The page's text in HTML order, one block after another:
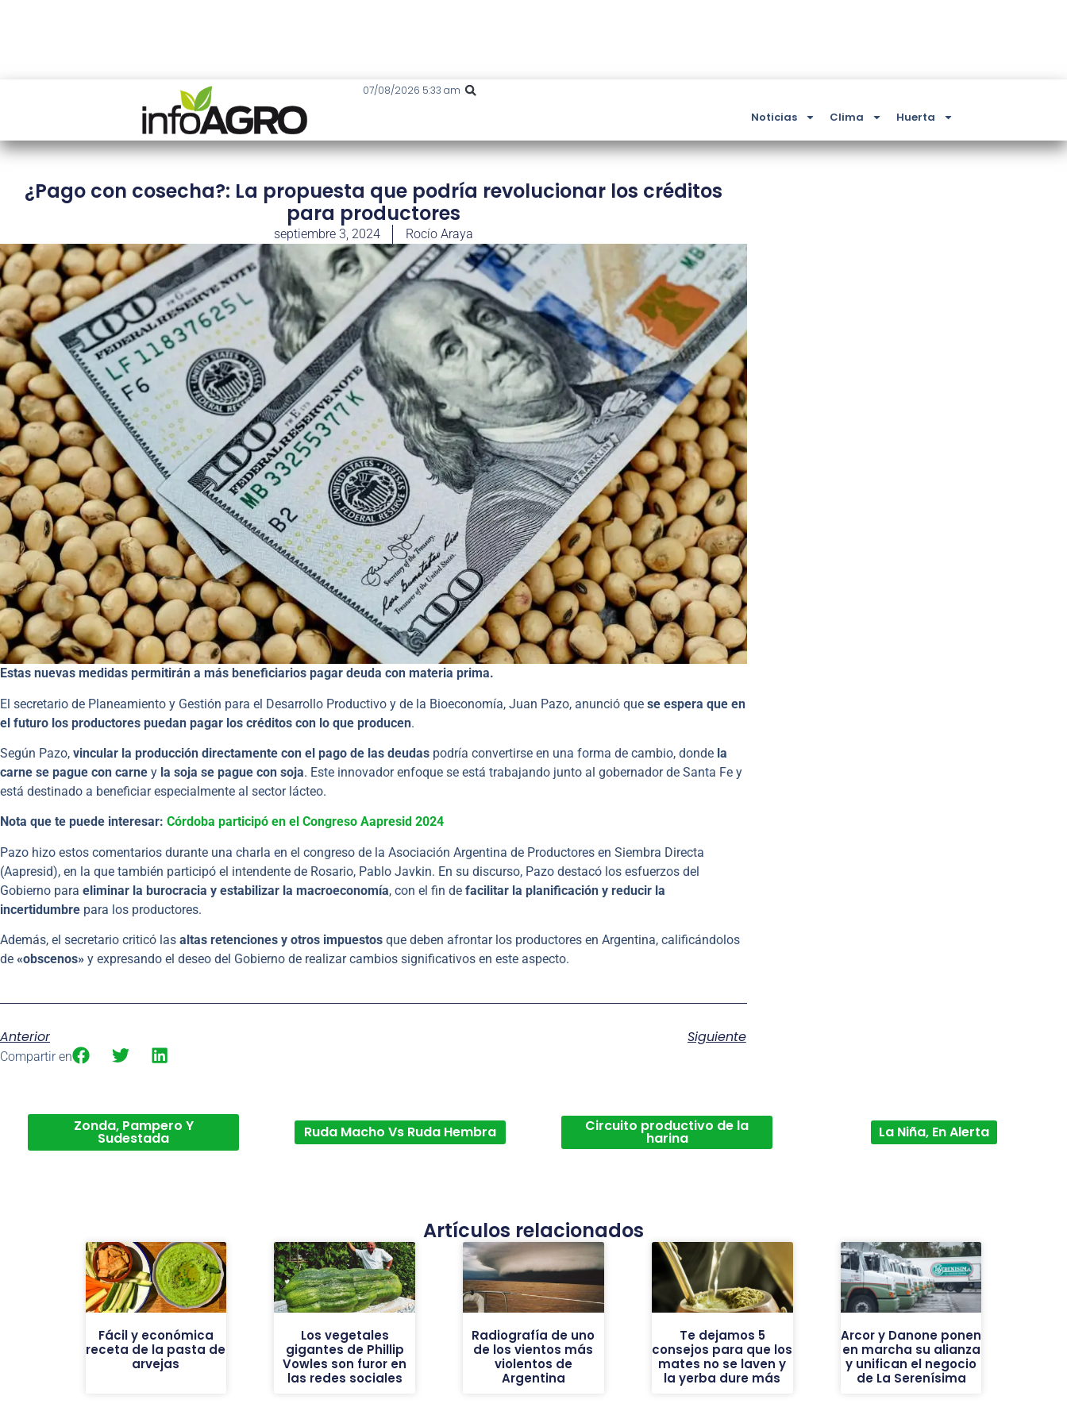
07/08/2026 5:33 am
Noticias Clima Huerta
¿Pago con cosecha?: La propuesta que podría revolucionar los créditos
para productores
septiembre 3, 2024 Rocío Araya
Estas nuevas medidas permitirán a más beneficiarios pagar deuda con materia prima.
El secretario de Planeamiento y Gestión para el Desarrollo Productivo y de la Bioeconomía, Juan Pazo, anunció que se espera que en
el futuro los productores puedan pagar los créditos con lo que producen.
Según Pazo, vincular la producción directamente con el pago de las deudas podría convertirse en una forma de cambio, donde la
carne se pague con carne y la soja se pague con soja. Este innovador enfoque se está trabajando junto al gobernador de Santa Fe y
está destinado a beneficiar especialmente al sector lácteo.
Nota que te puede interesar: Córdoba participó en el Congreso Aapresid 2024
Pazo hizo estos comentarios durante una charla en el congreso de la Asociación Argentina de Productores en Siembra Directa
(Aapresid), en la que también participó el intendente de Rosario, Pablo Javkin. En su discurso, Pazo destacó los esfuerzos del
Gobierno para eliminar la burocracia y estabilizar la macroeconomía, con el fin de facilitar la planificación y reducir la
incertidumbre para los productores.
Además, el secretario criticó las altas retenciones y otros impuestos que deben afrontar los productores en Argentina, calificándolos
de «obscenos» y expresando el deseo del Gobierno de realizar cambios significativos en este aspecto.
Anterior Siguiente
Compartir en
Zonda, Pampero Y
Sudestada Ruda Macho Vs Ruda Hembra Circuito productivo de la
harina La Niña, En Alerta
Artículos relacionados
Fácil y económica
receta de la pasta de
arvejas
Los vegetales
gigantes de Phillip
Vowles son furor en
las redes sociales
Radiografía de uno
de los vientos más
violentos de
Argentina
Te dejamos 5
consejos para que los
mates no se laven y
la yerba dure más
Arcor y Danone ponen
en marcha su alianza
y unifican el negocio
de La Serenísima